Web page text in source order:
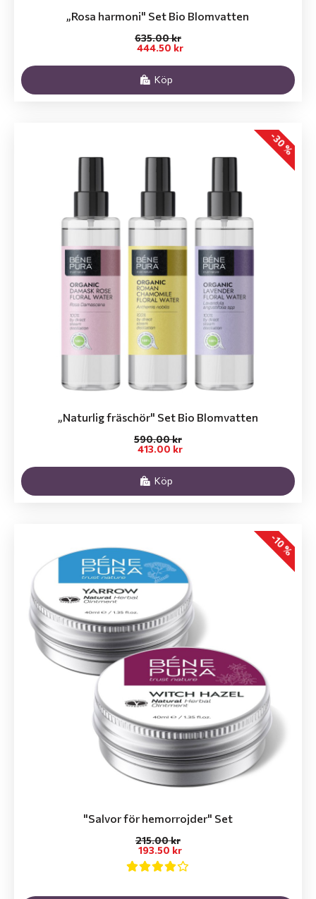
„Rosa harmoni" Set Bio Blomvatten
444.50 kr
635.00 kr
Köp
-30 %
„Naturlig fräschör" Set Bio Blomvatten
413.00 kr
590.00 kr
Köp
-10 %
"Salvor för hemorrojder" Set
193.50 kr
215.00 kr